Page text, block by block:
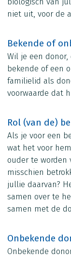
niet uit, voor de
Bekende of
Wil je een
bekende of een
familielid als
voorwaarde dat
Rol (van de)
Als je voor een
wat het voor
ouder te worden
misschien
jullie daarvan?
samen over te
samen met de
Onbekende
Onbekende